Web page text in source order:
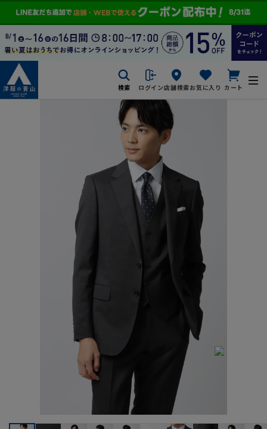
検索 ログイン店舗検索お気に入り カート